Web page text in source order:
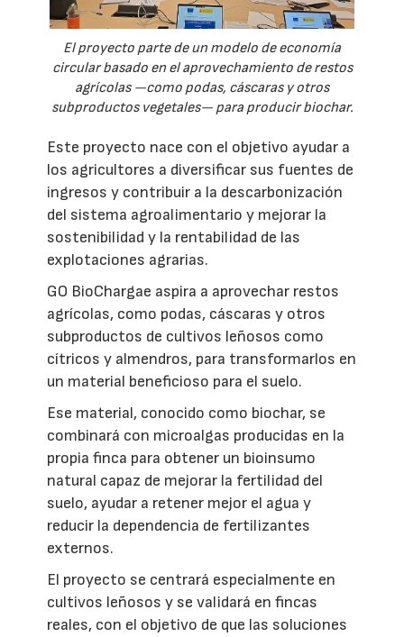
El proyecto parte de un modelo de economía
circular basado en el aprovechamiento de restos
agrícolas —como podas, cáscaras y otros
subproductos vegetales— para producir biochar.
Este proyecto nace con el objetivo ayudar a
los agricultores a diversificar sus fuentes de
ingresos y contribuir a la descarbonización
del sistema agroalimentario y mejorar la
sostenibilidad y la rentabilidad de las
explotaciones agrarias.
GO BioChargae aspira a aprovechar restos
agrícolas, como podas, cáscaras y otros
subproductos de cultivos leñosos como
cítricos y almendros, para transformarlos en
un material beneficioso para el suelo.
Ese material, conocido como biochar, se
combinará con microalgas producidas en la
propia finca para obtener un bioinsumo
natural capaz de mejorar la fertilidad del
suelo, ayudar a retener mejor el agua y
reducir la dependencia de fertilizantes
externos.
El proyecto se centrará especialmente en
cultivos leñosos y se validará en fincas
reales, con el objetivo de que las soluciones